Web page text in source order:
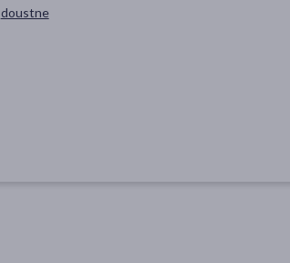
doustne